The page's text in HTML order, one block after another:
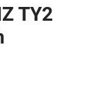
TY2